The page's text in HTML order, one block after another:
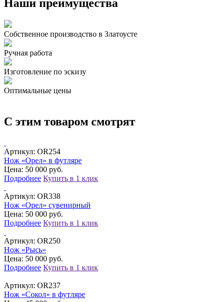
Наши преимущества
Собственное производство в Златоусте
Ручная работа
Изготовление по эскизу
Оптимальные цены
С этим товаром смотрят
Артикул: OR254
Нож «Орел» в футляре
Цена: 50 000 руб.
Подробнее Купить в 1 клик
Артикул: OR338
Нож «Орел» сувенирный
Цена: 50 000 руб.
Подробнее Купить в 1 клик
Артикул: OR250
Нож «Рысь»
Цена: 50 000 руб.
Подробнее Купить в 1 клик
Артикул: OR237
Нож «Сокол» в футляре